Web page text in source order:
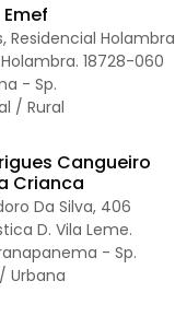
Residencial Holambra
18728-060
- Sp.
/ Rural
Cangueiro
Crianca
Da Silva, 406
D. Vila Leme.
- Sp.
Urbana